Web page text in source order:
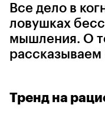
Все дело в
ловушках
мышления. О
рассказываем
Тренд на